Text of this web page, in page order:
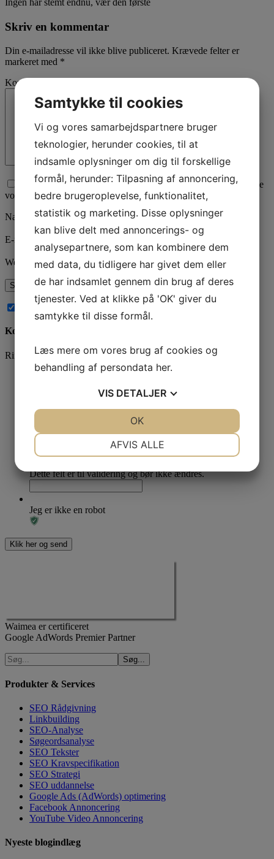
Ingen har stemt endnu, vær den første
Skriv en kommentar
Din e-mailadresse vil ikke blive publiceret. Krævede felter er
markeret med *
Kommentar
Afkryds for samtykke til, at vi behandler den data du sender. Se
vores
privatlivspolitikher.
Navn
E-mail
Websted
Abonnér på nye kommentarer til dette indlæg
Kontakt os
Ring og få en snak på78 76 10 30 eller brug kontaktformularen
Dette felt er til validering og bør ikke ændres.
Jeg er ikke en robot
Waimea er certificeret
Google AdWords Premier Partner
Produkter & Services
SEO Rådgivning
Linkbuilding
SEO-Analyse
Søgeordsanalyse
SEO Tekster
SEO Kravspecifikation
SEO Strategi
SEO uddannelse
Google Ads (AdWords) optimering
Facebook Annoncering
YouTube Video Annoncering
Nyeste blogindlæg
Samtykke til cookies
Vi og vores samarbejdspartnere bruger
teknologier, herunder cookies, til at
indsamle oplysninger om dig til forskellige
formål, herunder: Tilpasning af annoncering,
bedre brugeroplevelse, funktionalitet,
statistik og marketing. Disse oplysninger
kan blive delt med annoncerings- og
analysepartnere, som kan kombinere dem
med data, du tidligere har givet dem eller
de har indsamlet gennem din brug af deres
tjenester. Ved at klikke på 'OK' giver du
samtykke til disse formål.
Læs mere om vores brug af cookies og
behandling af persondata her.
VIS DETALJER
MARKETING
AFVIS ALLE
OK